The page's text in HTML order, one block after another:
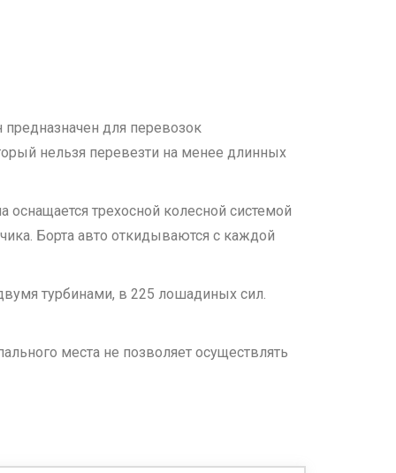
для перевозок
нельзя перевезти на менее длинных
трехосной колесной системой
Борта авто откидываются с каждой
турбинами, в 225 лошадиных сил.
места не позволяет осуществлять